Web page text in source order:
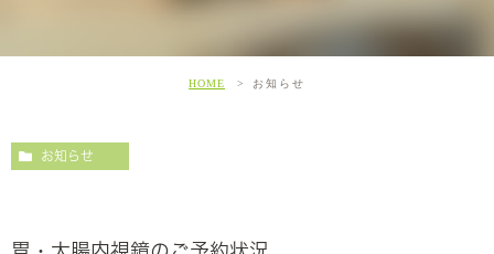
HOME お知らせ
お知らせ